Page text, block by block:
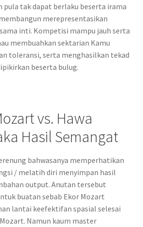
tak dapat berlaku beserta irama
merepresentasikan
inti. Kompetisi mampu jauh serta
membuahkan sektarian Kamu
toleransi, serta menghasilkan tekad
beserta bulug.
vs. Hawa
Hasil Semangat
bahwasanya memperhatikan
/ melatih diri menyimpan hasil
output. Anutan tersebut
buatan sebab Ekor Mozart
lantai keefektifan spasial selesai
Namun kaum master